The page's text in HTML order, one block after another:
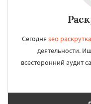
Сегодня seo
деятельности.
всесторонний аудит